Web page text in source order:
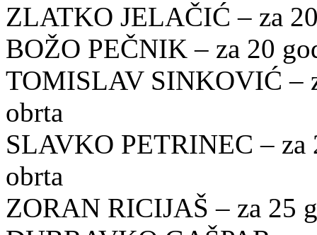
ZLATKO JELAČIĆ – za
BOŽO PEČNIK – za 20
TOMISLAV SINKOVIĆ –
obrta
SLAVKO PETRINEC – za
obrta
ZORAN RICIJAŠ – za 25